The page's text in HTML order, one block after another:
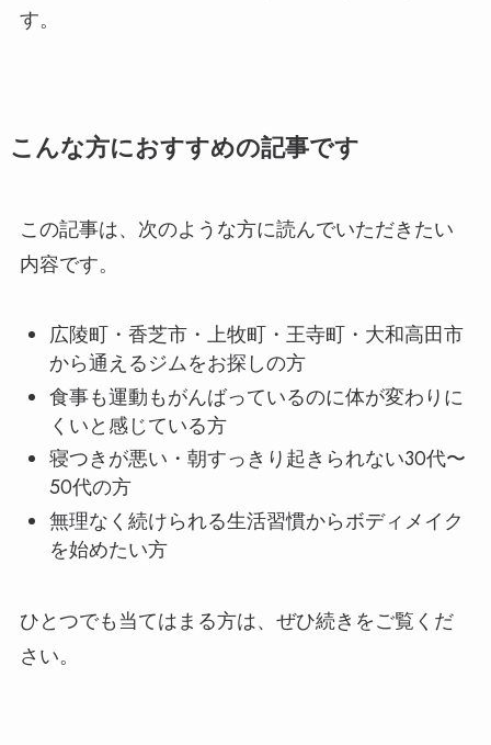
す。
こんな方におすすめの記事です
この記事は、次のような方に読んでいただきたい
内容です。
広陵町・香芝市・上牧町・王寺町・大和高田市
から通えるジムをお探しの方
食事も運動もがんばっているのに体が変わりに
くいと感じている方
寝つきが悪い・朝すっきり起きられない30代〜
50代の方
無理なく続けられる生活習慣からボディメイク
を始めたい方
ひとつでも当てはまる方は、ぜひ続きをご覧くだ
さい。